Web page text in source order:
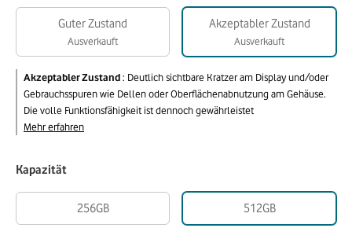
Guter Zustand
Ausverkauft
Akzeptabler Zustand
Ausverkauft
Akzeptabler Zustand: Deutlich sichtbare Kratzer am Display und/oder
Gebrauchsspuren wie Dellen oder Oberflächenabnutzung am Gehäuse.
Die volle Funktionsfähigkeit ist dennoch gewährleistet
Mehr erfahren
Kapazität
256GB 512GB